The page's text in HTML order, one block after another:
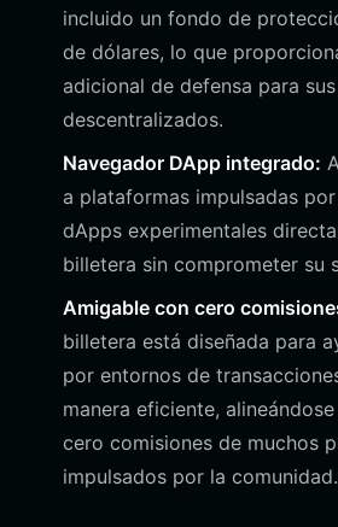
incluido un fondo de
de dólares, lo que
adicional de defensa para
descentralizados.
Navegador DApp integrado:
a plataformas impulsadas
dApps experimentales
billetera sin comprometer su
Amigable con cero
billetera está diseñada para
por entornos de
manera eficiente,
cero comisiones de muchos
impulsados por la comunidad.